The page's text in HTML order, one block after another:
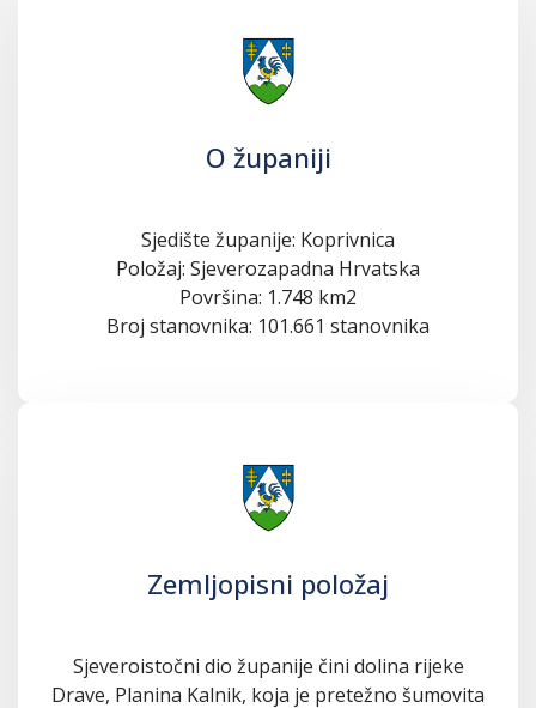
O županiji
Sjedište županije: Koprivnica
Položaj: Sjeverozapadna Hrvatska
Površina: 1.748 km2
Broj stanovnika: 101.661 stanovnika
Zemljopisni položaj
Sjeveroistočni dio županije čini dolina rijeke
Drave, Planina Kalnik, koja je pretežno šumovita